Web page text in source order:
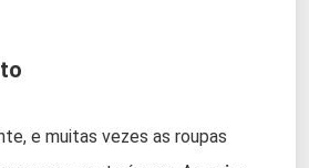
e muitas vezes as roupas